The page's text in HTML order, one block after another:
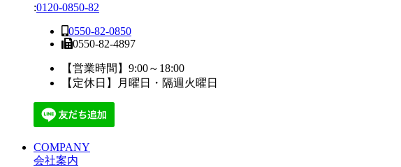
:0120-0850-82
0550-82-0850
0550-82-4897
【営業時間】9:00～18:00
【定休日】月曜日・隔週火曜日
COMPANY
会社案内